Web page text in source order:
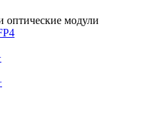
оптические модули